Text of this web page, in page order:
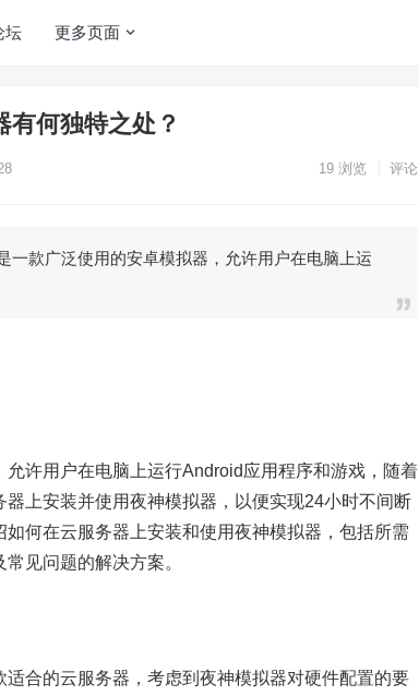
坛 更多页面
有何独特之处？
19 浏览 评论
一款广泛使用的安卓模拟器，允许用户在电脑上运
许用户在电脑上运行Android应用程序和游戏，随着
上安装并使用夜神模拟器，以便实现24小时不间断
何在云服务器上安装和使用夜神模拟器，包括所需
见问题的解决方案。
合的云服务器，考虑到夜神模拟器对硬件配置的要